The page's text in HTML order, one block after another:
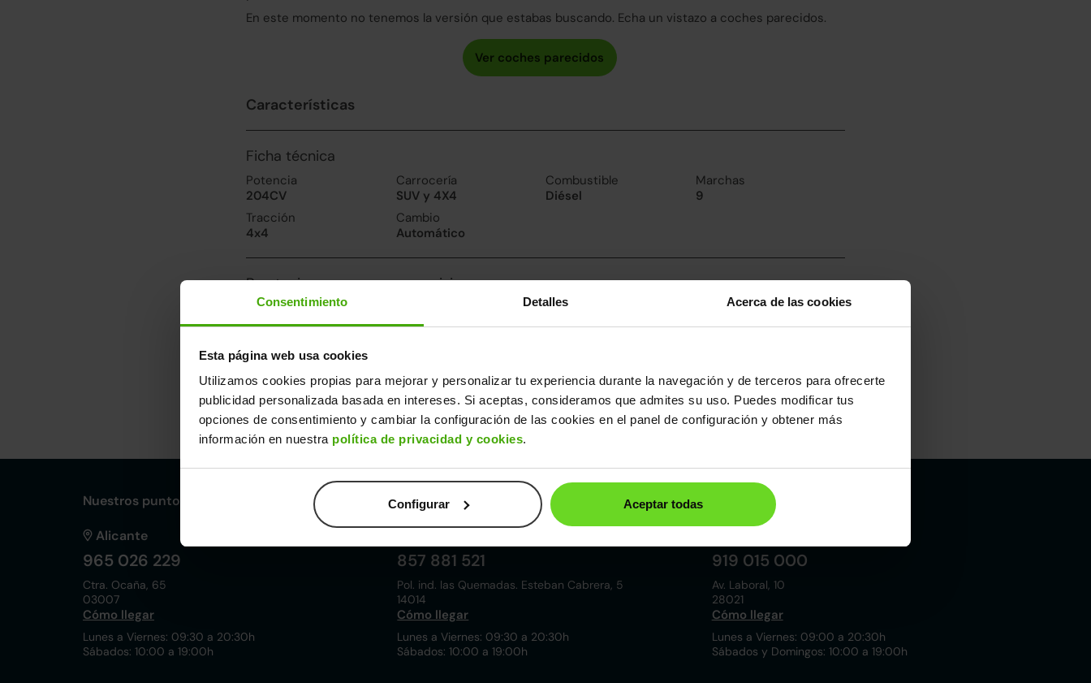
Consentimiento Detalles Acerca de las cookies
Esta página web usa cookies
Utilizamos cookies propias para mejorar y personalizar tu experiencia durante la navegación y de terceros para ofrecerte
publicidad personalizada basada en intereses. Si aceptas, consideramos que admites su uso. Puedes modificar tus
opciones de consentimiento y cambiar la configuración de las cookies en el panel de configuración y obtener más
información en nuestra política de privacidad y cookies.
Configurar Aceptar todas
En este momento no tenemos la versión que estabas buscando. Echa un vistazo a coches parecidos.
Características
Ficha técnica
Potencia
204CV
Carrocería
SUV y 4X4
Combustible
Diésel
Marchas
9
Tracción
4x4
Cambio
Automático
Prestaciones, consumo y emisiones
Velocidad máxima
222km/h
7.6segundos
Emisiones
161CO2
Consumo mixto
6.1l/100
6.9l/100
Dimensiones y otros datos
Largo
Ancho
Alto
1,64m
Nuestros puntos de venta Clicars:
Alicante
965 026 229
Ctra. Ocaña, 65
03007
Cómo llegar
Lunes a Viernes: 09:30 a 20:30h
Sábados: 10:00 a 19:00h
857 881 521
Pol. ind. las Quemadas. Esteban Cabrera, 5
14014
Cómo llegar
Lunes a Viernes: 09:30 a 20:30h
Sábados: 10:00 a 19:00h
919 015 000
Av. Laboral, 10
28021
Cómo llegar
Lunes a Viernes: 09:00 a 20:30h
Sábados y Domingos: 10:00 a 19:00h